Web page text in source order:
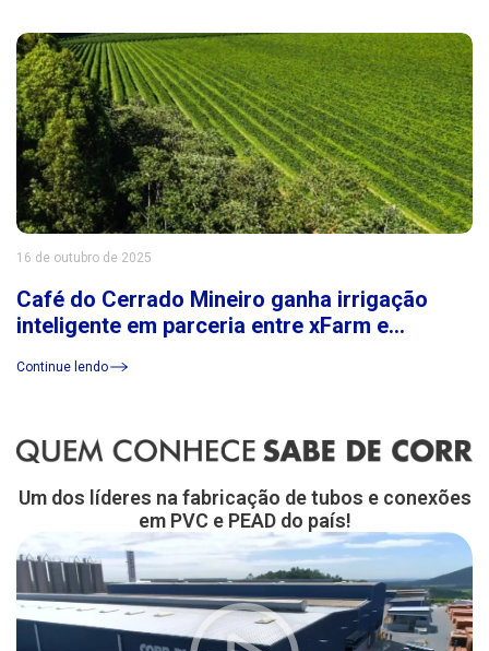
16 de outubro de 2025
Café do Cerrado Mineiro ganha irrigação
inteligente em parceria entre xFarm e
Continue lendo
Um dos líderes na fabricação de tubos e conexões
em PVC e PEAD do país!